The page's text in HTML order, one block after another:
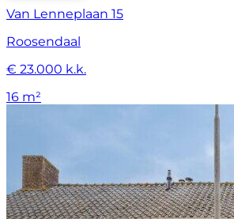
Van Lenneplaan 15
Roosendaal
€ 23.000 k.k.
16 m²